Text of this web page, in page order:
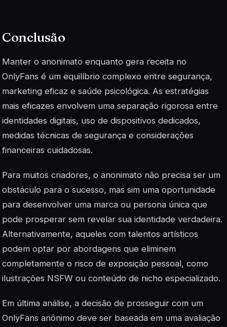
Conclusão
Manter o anonimato enquanto gera receita no
OnlyFans é um equilíbrio complexo entre segurança,
marketing eficaz e saúde psicológica. As estratégias
mais eficazes envolvem uma separação rigorosa entre
identidades digitais, uso de dispositivos dedicados,
medidas técnicas de segurança e considerações
financeiras cuidadosas.
Para muitos criadores, o anonimato não precisa ser um
obstáculo para o sucesso, mas sim uma oportunidade
para desenvolver uma marca ou persona única que
pode prosperar sem revelar sua identidade verdadeira.
Alternativamente, aqueles com talentos artísticos
podem optar por abordagens que eliminem
completamente o risco de exposição pessoal, como
ilustrações NSFW ou conteúdo de nicho especializado.
Em última análise, a decisão de prosseguir com um
OnlyFans anônimo deve ser baseada em uma avaliação